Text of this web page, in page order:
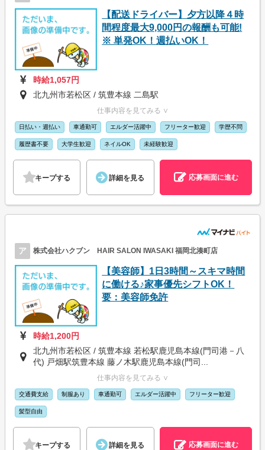
【配送ドライバー】夕方以降４時
間程度最大9,000円の報酬も可能!
※ 単発OK！週払いOK！
時給1,057円
北九州市若松区 / 筑豊本線 二島駅
仕事内容を見てみる ∨
日払い・週払い 車通勤可 エルダー活躍中 フリーター歓迎 学歴不問
履歴書不要 大学生歓迎 ネイルOK 未経験歓迎
キープする 詳細を見る 応募画面に進む
ア 株式会社ハクブン HAIR SALON IWASAKI 福岡北湊町店
【美容師】1日3時間～スキマ時間
に働ける♪家事優先シフトOK！
要：美容師免許
時給1,200円
北九州市若松区 / 筑豊本線 若松駅鹿児島本線(門司港－八
代) 戸畑駅筑豊本線 藤ノ木駅鹿児島本線(門司...
仕事内容を見てみる ∨
交通費支給 制服あり 車通勤可 エルダー活躍中 フリーター歓迎
髪型自由
キープする 詳細を見る 応募画面に進む